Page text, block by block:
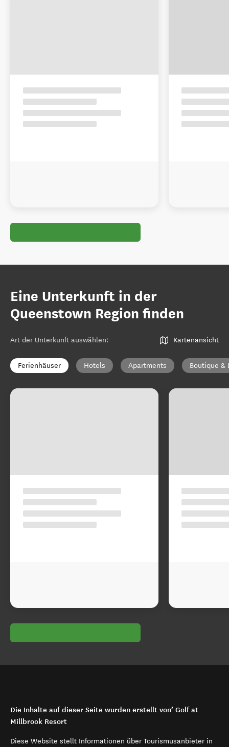
Eine Unterkunft in der
Queenstown Region finden
Art der Unterkunft auswählen: Kartenansicht
Ferienhäuser Hotels Apartments Boutique &
Die Inhalte auf dieser Seite wurden erstellt von’ Golf at
Millbrook Resort
Diese Website stellt Informationen über Tourismusanbieter in